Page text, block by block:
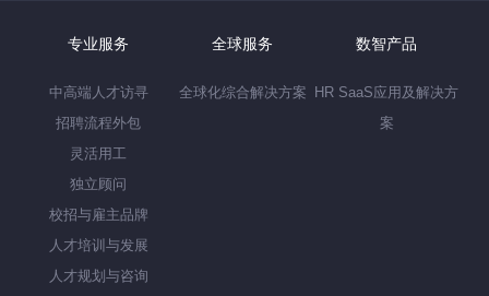
专业服务
中高端人才访寻
招聘流程外包
灵活用工
独立顾问
校招与雇主品牌
人才培训与发展
人才规划与咨询
全球服务
全球化综合解决方案
数智产品
HR SaaS应用及解决方
案